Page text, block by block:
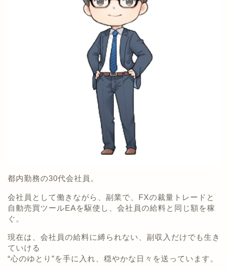
都内勤務の30代会社員。
会社員として働きながら、副業で、FXの裁量トレードと
自動売買ツールEAを駆使し、会社員の給料と同じ額を稼
ぐ。
現在は、会社員の給料に縛られない、副収入だけでも生き
ていける
“心のゆとり”を手に入れ、穏やかな日々を送っています。